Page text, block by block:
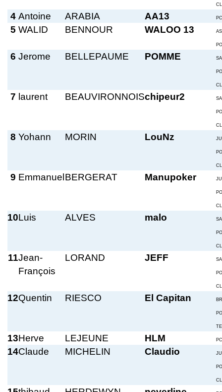
4 Antoine ARABIA AA13
5 WALID BENNOUR WALOO 13
6 Jerome BELLEPAUME POMME
7 laurent BEAUVIRONNOISchipeur2
8 Yohann MORIN LouNz
9 EmmanuelBERGERAT Manupoker
10Luis ALVES malo
11Jean-
François
LORAND JEFF
12Quentin RIESCO El Capitan
13Herve LEJEUNE HLM
14Claude MICHELIN Claudio